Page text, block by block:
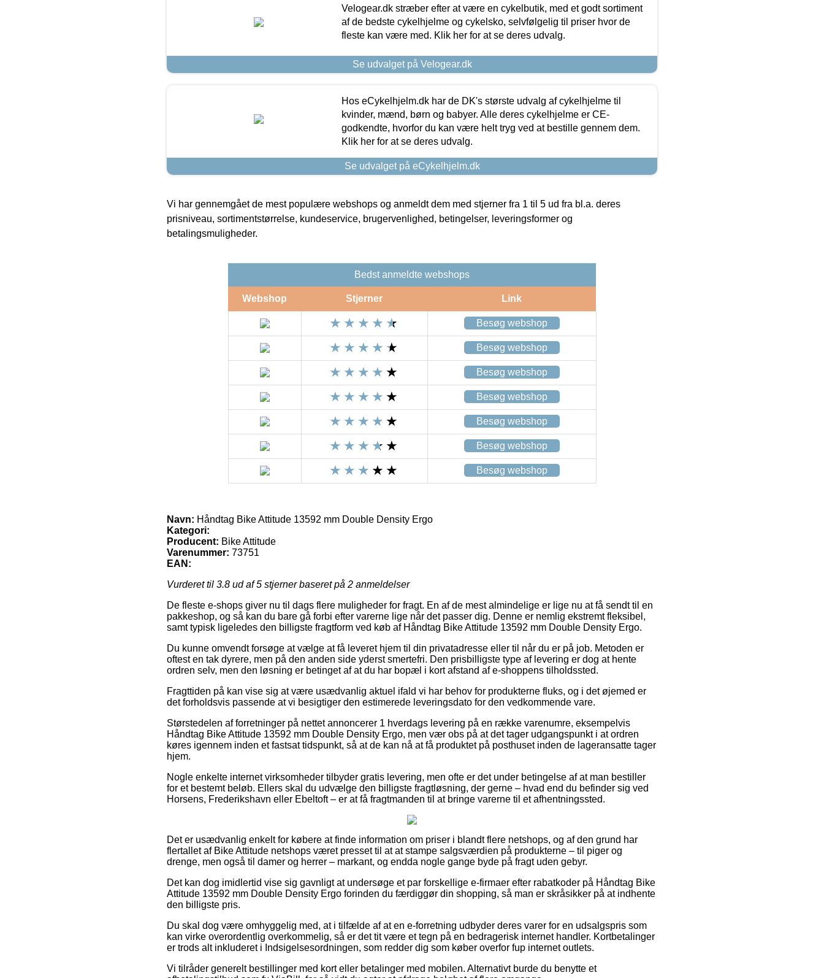
Velogear.dk stræber efter at være en cykelbutik, med et godt sortiment
af de bedste cykelhjelme og cykelsko, selvfølgelig til priser hvor de
fleste kan være med. Klik her for at se deres udvalg.
Se udvalget på Velogear.dk
Hos eCykelhjelm.dk har de DK's største udvalg af cykelhjelme til
kvinder, mænd, børn og babyer. Alle deres cykelhjelme er CE-
godkendte, hvorfor du kan være helt tryg ved at bestille gennem dem.
Klik her for at se deres udvalg.
Se udvalget på eCykelhjelm.dk
Vi har gennemgået de mest populære webshops og anmeldt dem med stjerner fra 1 til 5 ud fra bl.a. deres
prisniveau, sortimentstørrelse, kundeservice, brugervenlighed, betingelser, leveringsformer og
betalingsmuligheder.
Bedst anmeldte webshops
Webshop Stjerner Link
Besøg webshop
Besøg webshop
Besøg webshop
Besøg webshop
Besøg webshop
Besøg webshop
Besøg webshop
Navn: Håndtag Bike Attitude 13592 mm Double Density Ergo
Kategori:
Producent: Bike Attitude
Varenummer: 73751
EAN:
Vurderet til 3.8 ud af 5 stjerner baseret på 2 anmeldelser
De fleste e-shops giver nu til dags flere muligheder for fragt. En af de mest almindelige er lige nu at få sendt til en
pakkeshop, og så kan du bare gå forbi efter varerne lige når det passer dig. Denne er nemlig ekstremt fleksibel,
samt typisk ligeledes den billigste fragtform ved køb af Håndtag Bike Attitude 13592 mm Double Density Ergo.
Du kunne omvendt forsøge at vælge at få leveret hjem til din privatadresse eller til når du er på job. Metoden er
oftest en tak dyrere, men på den anden side yderst smertefri. Den prisbilligste type af levering er dog at hente
ordren selv, men den løsning er betinget af at du har bopæl i kort afstand af e-shoppens tilholdssted.
Fragttiden på kan vise sig at være usædvanlig aktuel ifald vi har behov for produkterne fluks, og i det øjemed er
det forholdsvis passende at vi besigtiger den estimerede leveringsdato for den vedkommende vare.
Størstedelen af forretninger på nettet annoncerer 1 hverdags levering på en række varenumre, eksempelvis
Håndtag Bike Attitude 13592 mm Double Density Ergo, men vær obs på at det tager udgangspunkt i at ordren
køres igennem inden et fastsat tidspunkt, så at de kan nå at få produktet på posthuset inden de lageransatte tager
hjem.
Nogle enkelte internet virksomheder tilbyder gratis levering, men ofte er det under betingelse af at man bestiller
for et bestemt beløb. Ellers skal du udvælge den billigste fragtløsning, der gerne – hvad end du befinder sig ved
Horsens, Frederikshavn eller Ebeltoft – er at få fragtmanden til at bringe varerne til et afhentningssted.
Det er usædvanlig enkelt for købere at finde information om priser i blandt flere netshops, og af den grund har
flertallet af Bike Attitude netshops været presset til at at stampe salgsværdien på produkterne – til piger og
drenge, men også til damer og herrer – markant, og endda nogle gange byde på fragt uden gebyr.
Det kan dog imidlertid vise sig gavnligt at undersøge et par forskellige e-firmaer efter rabatkoder på Håndtag Bike
Attitude 13592 mm Double Density Ergo forinden du færdiggør din shopping, så man er skråsikker på at indhente
den billigste pris.
Du skal dog være omhyggelig med, at i tilfælde af at en e-forretning udbyder deres varer for en udsalgspris som
kan virke overordentlig overkommelig, så er det tit være et tegn på en bedragerisk internet handler. Kortbetalinger
er trods alt inkluderet i Indsigelsesordningen, som redder dig som køber overfor fup internet outlets.
Vi tilråder generelt bestillinger med kort eller betalinger med mobilen. Alternativt burde du benytte et